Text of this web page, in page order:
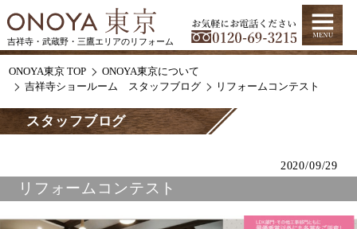
吉祥寺・武蔵野・三鷹エリアのリフォーム
ONOYA東京 TOP
ONOYA東京について
吉祥寺ショールーム スタッフブログ
リフォームコンテスト
スタッフブログ
2020/09/29
リフォームコンテスト